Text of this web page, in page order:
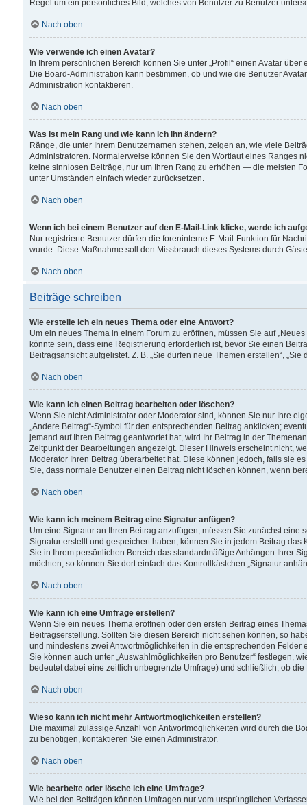
Regel um ein persönliches Bild, welches von Benutzer zu Benutzer
Nach oben
Wie verwende ich einen Avatar?
In Ihrem persönlichen Bereich können Sie unter „Profil“ einen Avatar
Die Board-Administration kann bestimmen, ob und wie die Benutzer
Administration kontaktieren.
Nach oben
Was ist mein Rang und wie kann ich ihn ändern?
Ränge, die unter Ihrem Benutzernamen stehen, zeigen an, wie viele
Administratoren. Normalerweise können Sie den Wortlaut eines Ranges
keine sinnlosen Beiträge, nur um Ihren Rang zu erhöhen — die meisten
unter Umständen einfach wieder zurücksetzen.
Nach oben
Wenn ich bei einem Benutzer auf den E-Mail-Link klicke, werde ich
Nur registrierte Benutzer dürfen die foreninterne E-Mail-Funktion für
wurde. Diese Maßnahme soll den Missbrauch dieses Systems durch
Nach oben
Beiträge schreiben
Wie erstelle ich ein neues Thema oder eine Antwort?
Um ein neues Thema in einem Forum zu eröffnen, müssen Sie auf
könnte sein, dass eine Registrierung erforderlich ist, bevor Sie einen
Beitragsansicht aufgelistet. Z. B. „Sie dürfen neue Themen erstellen“,
Nach oben
Wie kann ich einen Beitrag bearbeiten oder löschen?
Wenn Sie nicht Administrator oder Moderator sind, können Sie nur Ihre
„Ändere Beitrag“-Symbol für den entsprechenden Beitrag anklicken;
jemand auf Ihren Beitrag geantwortet hat, wird Ihr Beitrag in der
Zeitpunkt der Bearbeitungen angezeigt. Dieser Hinweis erscheint nicht,
Moderator Ihren Beitrag überarbeitet hat. Diese können jedoch, falls sie
Sie, dass normale Benutzer einen Beitrag nicht löschen können, wenn
Nach oben
Wie kann ich meinem Beitrag eine Signatur anfügen?
Um eine Signatur an Ihren Beitrag anzufügen, müssen Sie zunächst
Signatur erstellt und gespeichert haben, können Sie in jedem Beitrag
Sie in Ihrem persönlichen Bereich das standardmäßige Anhängen Ihrer
möchten, so können Sie dort einfach das Kontrollkästchen „Signatur
Nach oben
Wie kann ich eine Umfrage erstellen?
Wenn Sie ein neues Thema eröffnen oder den ersten Beitrag eines
Beitragserstellung. Sollten Sie diesen Bereich nicht sehen können, so
und mindestens zwei Antwortmöglichkeiten in die entsprechenden
Sie können auch unter „Auswahlmöglichkeiten pro Benutzer“ festlegen,
bedeutet dabei eine zeitlich unbegrenzte Umfrage) und schließlich, ob
Nach oben
Wieso kann ich nicht mehr Antwortmöglichkeiten erstellen?
Die maximal zulässige Anzahl von Antwortmöglichkeiten wird durch die
zu benötigen, kontaktieren Sie einen Administrator.
Nach oben
Wie bearbeite oder lösche ich eine Umfrage?
Wie bei den Beiträgen können Umfragen nur vom ursprünglichen